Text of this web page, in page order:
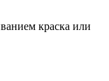
краска или